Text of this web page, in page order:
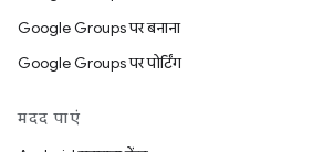
Google Groups पर बनाना
Google Groups पर पोर्टिंग
मदद पाएं